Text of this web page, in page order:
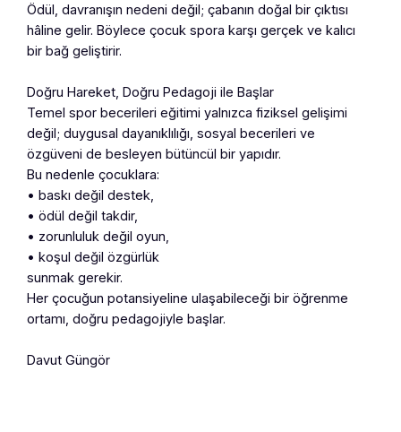
Ödül, davranışın nedeni değil; çabanın doğal bir çıktısı
hâline gelir. Böylece çocuk spora karşı gerçek ve kalıcı
bir bağ geliştirir.
Doğru Hareket, Doğru Pedagoji ile Başlar
Temel spor becerileri eğitimi yalnızca fiziksel gelişimi
değil; duygusal dayanıklılığı, sosyal becerileri ve
özgüveni de besleyen bütüncül bir yapıdır.
Bu nedenle çocuklara:
• baskı değil destek,
• ödül değil takdir,
• zorunluluk değil oyun,
• koşul değil özgürlük
sunmak gerekir.
Her çocuğun potansiyeline ulaşabileceği bir öğrenme
ortamı, doğru pedagojiyle başlar.
Davut Güngör